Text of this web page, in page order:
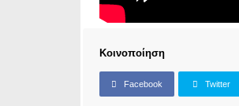
Κοινοποίηση
Facebook Twitter